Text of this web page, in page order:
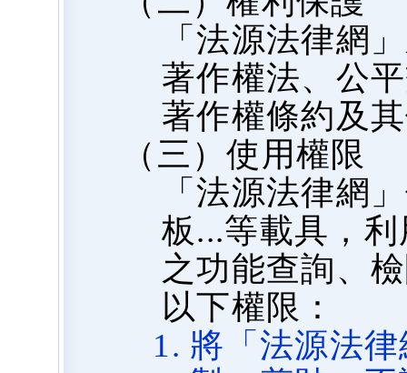
「法源法律網
著作權法、公
著作權條約及
（三）使用權限
「法源法律網
板...等載具，
之功能查詢、
以下權限：
將「法源法